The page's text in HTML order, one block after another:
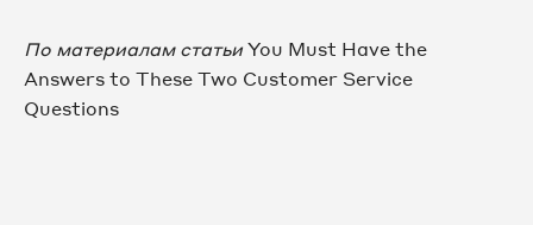
По материалам статьи You Must Have the
Answers to These Two Customer Service
Questions